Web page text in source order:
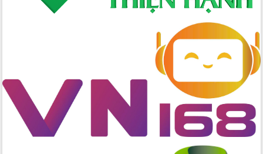
Ứng dụng sinh trắc học - Bước tiến
nghệ, hướng tới phát triển thủy sản
bền vững
Tập huấn nâng cao năng lực triển khai
chuyển đổi số cho cán bộ, công chức
cấp xã